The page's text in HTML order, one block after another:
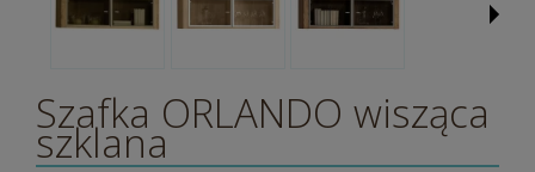
Szafka ORLANDO wisząca
szklana